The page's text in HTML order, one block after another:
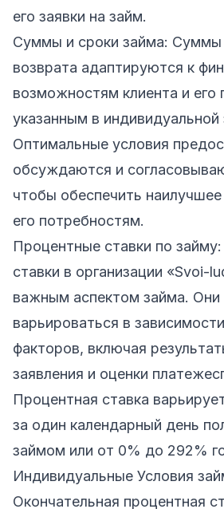
его заявки на займ.
Суммы и сроки займа: Суммы
возврата адаптируются к
возможностям клиента и его
указанным в индивидуальной
Оптимальные условия
обсуждаются и
чтобы обеспечить
его потребностям.
Процентные ставки по
ставки в организации «Svoi-
важным аспектом займа. Они
варьироваться в
факторов, включая
заявления и оценки
Процентная ставка
за один календарный день
займом или от 0% до 292%
Индивидуальные Условия
Окончательная процентная